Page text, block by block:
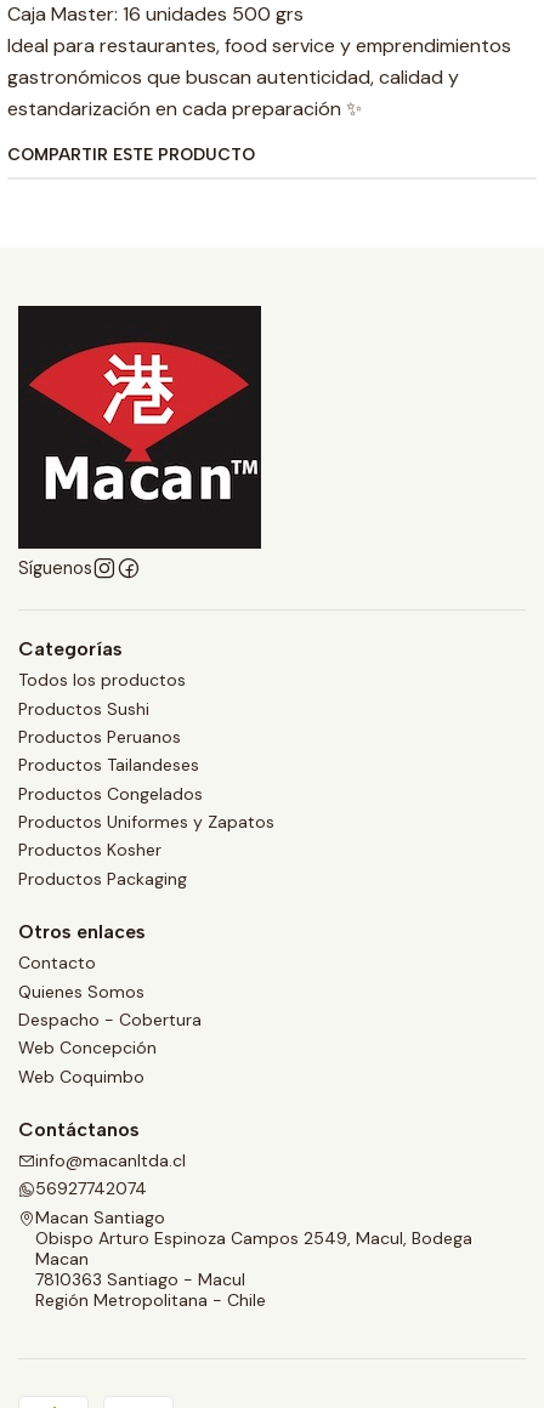
Caja Master: 16 unidades 500 grs
Ideal para restaurantes, food service y emprendimientos
gastronómicos que buscan autenticidad, calidad y
estandarización en cada preparación ✨
COMPARTIR ESTE PRODUCTO
Síguenos
Categorías
Todos los productos
Productos Sushi
Productos Peruanos
Productos Tailandeses
Productos Congelados
Productos Uniformes y Zapatos
Productos Kosher
Productos Packaging
Otros enlaces
Contacto
Quienes Somos
Despacho - Cobertura
Web Concepción
Web Coquimbo
Contáctanos
info@macanltda.cl
56927742074
Macan Santiago
Obispo Arturo Espinoza Campos 2549, Macul, Bodega
Macan
7810363 Santiago - Macul
Región Metropolitana - Chile